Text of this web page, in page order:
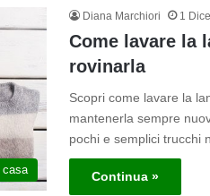
casa
Diana Marchiori 1
Come lavare la
rovinarla
Scopri come lavare la
mantenerla sempre
pochi e semplici trucchi
Continua »